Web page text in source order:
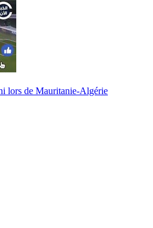
lors de Mauritanie-Algérie